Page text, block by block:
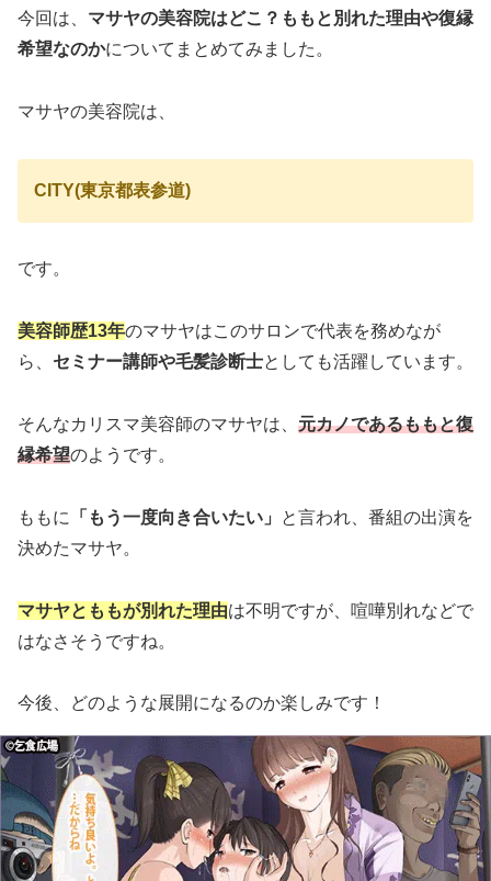
今回は、 マサヤの美容院はどこ？ももと別れた理由や復縁
希望なのかについてまとめてみました。
マサヤの美容院は、
CITY(東京都表参道)
です。
美容師歴13年のマサヤはこのサロンで代表を務めなが
ら、 セミナー講師や毛髪診断士としても活躍しています。
そんなカリスマ美容師のマサヤは、 元カノであるももと復
縁希望のようです。
ももに 「もう一度向き合いたい」
と言われ、番組の出演を
決めたマサヤ。
マサヤとももが別れた理由は不明ですが、喧嘩別れなどで
はなさそうですね。
今後、どのような展開になるのか楽しみです！